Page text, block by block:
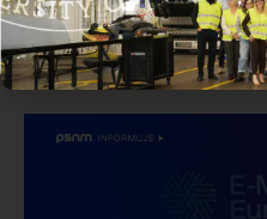
Udostępnij: